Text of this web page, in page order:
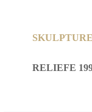
RELIEFE